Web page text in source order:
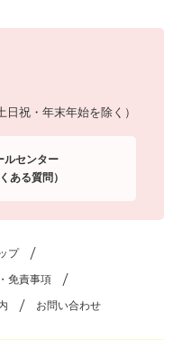
祝・年末年始を除く）
ルセンター
くある質問）
プ
免責事項
お問い合わせ